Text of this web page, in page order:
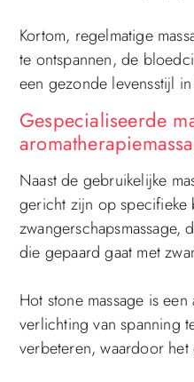
Kortom, regelmatige
te ontspannen, de
een gezonde levensstijl
Gespecialiseerde
Naast de gebruikelijke
gericht zijn op specifieke
die gepaard gaat met
Hot stone massage is
verlichting van spanning
verbeteren, waardoor